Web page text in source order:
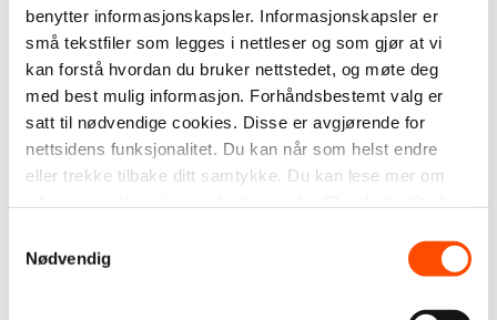
benytter informasjonskapsler. Informasjonskapsler er
små tekstfiler som legges i nettleser og som gjør at vi
kan forstå hvordan du bruker nettstedet, og møte deg
med best mulig informasjon. Forhåndsbestemt valg er
satt til nødvendige cookies. Disse er avgjørende for
nettsidens funksjonalitet. Du kan når som helst endre
eller trekke tilbake ditt samtykke. Du kan lese mer om
Nødvendig
Homofili og troen
Når Aasmund endelig hadde funnet «sine folk»,
kunne han ikke bare sitte der og ta imot, tenkte han.
Han måtte yte litt selv også. I årene som fulgte var